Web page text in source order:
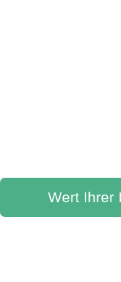
Wert Ihrer